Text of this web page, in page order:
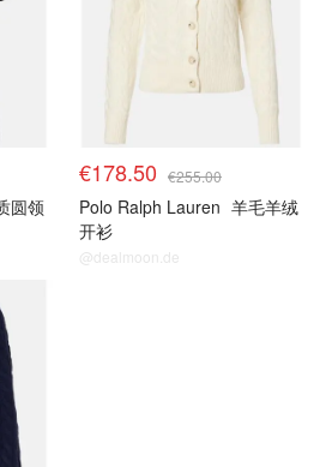
圆领
€178.50 €255.00
Polo Ralph Lauren 羊毛羊绒
开衫
@dealmoon.de